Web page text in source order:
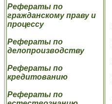
Рефераты по
гражданскому праву и
процессу
Рефераты по
делопроизводству
Рефераты по
кредитованию
Рефераты по